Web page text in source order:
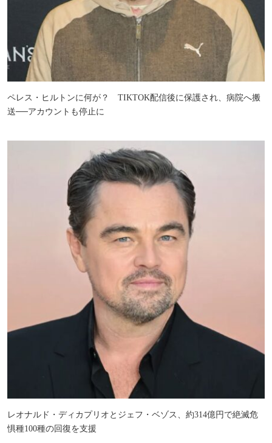
ペレス・ヒルトンに何が？ TIKTOK配信後に保護され、病院へ搬
送──アカウントも停止に
レオナルド・ディカプリオとジェフ・ベゾス、約314億円で絶滅危
惧種100種の回復を支援